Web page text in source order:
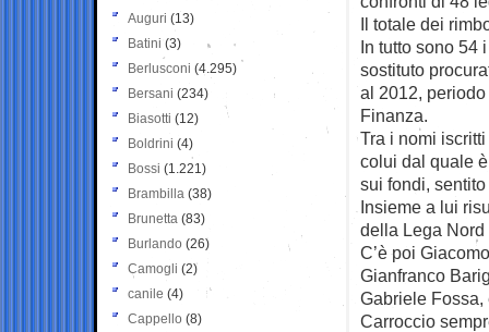
Il totale dei
In tutto sono 54
sostituto
al 2012,
Finanza.
Tra i nomi
colui dal quale
sui fondi,
Insieme a lui
della Lega Nord
C’è poi
Gianfranco
Gabriele
Carroccio
Auguri (13)
Batini (3)
Berlusconi (4.295)
Bersani (234)
Biasotti (12)
Boldrini (4)
Bossi (1.221)
Brambilla (38)
Brunetta (83)
Burlando (26)
Camogli (2)
canile (4)
Cappello (8)